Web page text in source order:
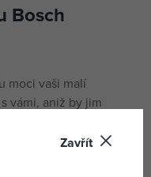
Bosch
moci vaši malí
vámi, aniž by jim
Zavřít